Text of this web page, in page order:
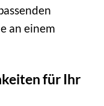
an einem
für Ihr